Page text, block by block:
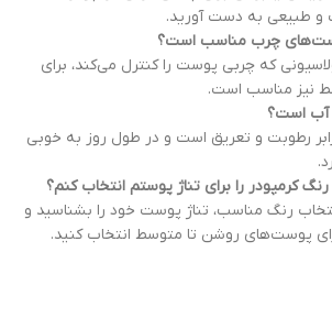
طبیعی به دست آورید.
چرب مناسب است؟
که چربی پوست را کنترل می‌کند، برای
نیز مناسب است.
است؟
رطوبت و تعریق است و در طول روز به خوبی
کرمپودر را برای تناژ پوستم انتخاب کنم؟
رنگ مناسب، تناژ پوست خود را بشناسید و